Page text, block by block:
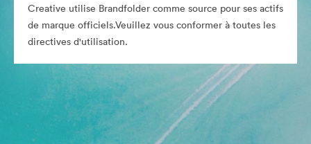
Creative utilise Brandfolder comme source pour ses actifs
de marque officiels.Veuillez vous conformer à toutes les
directives d'utilisation.